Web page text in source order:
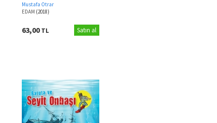
Mustafa Otrar
EDAM (2018)
63,00TL Satın al